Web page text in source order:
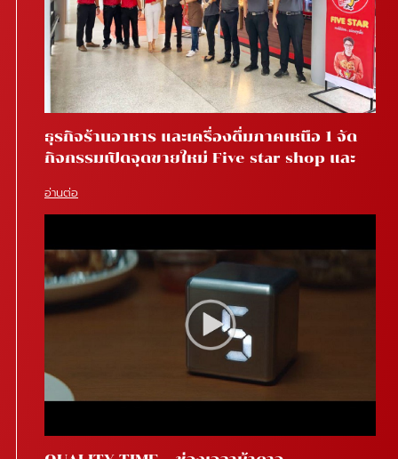
ธุรกิจร้านอาหาร และเครื่องดื่มภาคเหนือ 1 จัด
กิจกรรมเปิดจุดขายใหม่ Five star shop และ
อ่านต่อ